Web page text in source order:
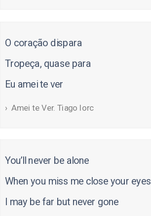
O coração dispara
Tropeça, quase para
Eu amei te ver
Amei te Ver. Tiago Iorc
You’ll never be alone
When you miss me close your eyes
I may be far but never gone